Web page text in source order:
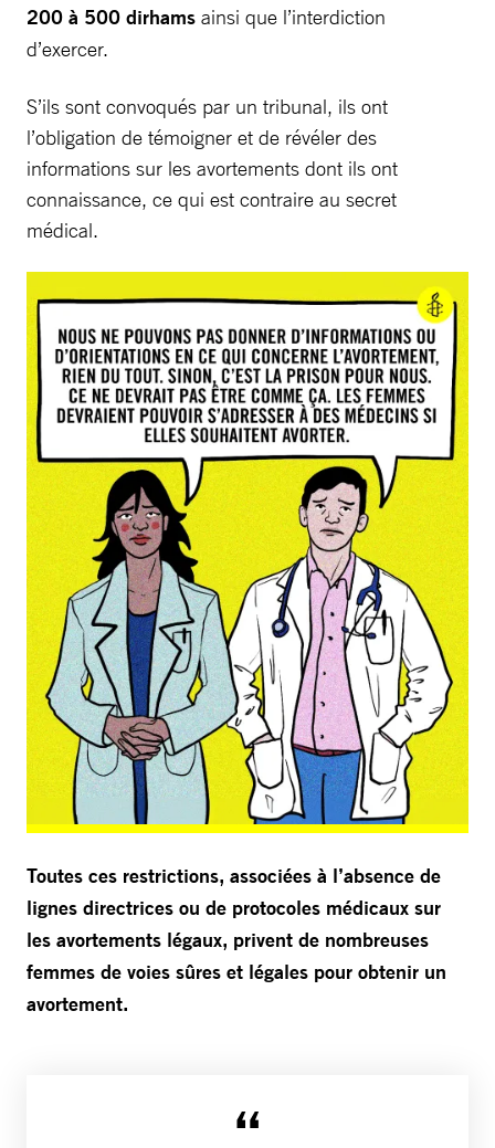
200 à 500 dirhams ainsi que l’interdiction
d’exercer.
S’ils sont convoqués par un tribunal, ils ont
l’obligation de témoigner et de révéler des
informations sur les avortements dont ils ont
connaissance, ce qui est contraire au secret
médical.
Toutes ces restrictions, associées à l’absence de
lignes directrices ou de protocoles médicaux sur
les avortements légaux, privent de nombreuses
femmes de voies sûres et légales pour obtenir un
avortement.